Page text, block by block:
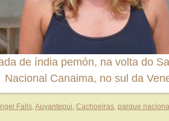
de índia pemón, na volta do
Nacional Canaima, no sul da
Falls,Auyantepui, Cachoeiras, parque